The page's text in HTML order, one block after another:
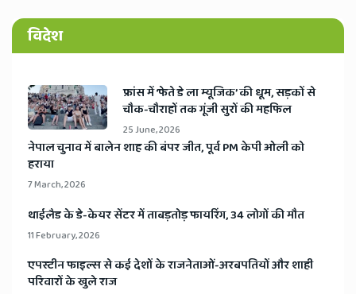
विदेश
​फ्रांस में ‘फेते डे ला म्यूजिक’ की धूम, सड़कों से
चौक-चौराहों तक गूंजी सुरों की महफिल
25 June, 2026
​नेपाल चुनाव में बालेन शाह की बंपर जीत, पूर्व PM केपी ओली को
हराया
7 March, 2026
​थाईलैड के डे-केयर सेंटर में ताबड़तोड़ फायरिंग, 34 लोगों की मौत
11 February, 2026
​एपस्टीन फाइल्स से कई देशों के राजनेताओं-अरबपतियों और शाही
परिवारों के खुले राज